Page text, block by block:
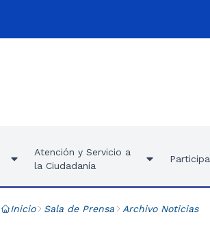
Atención y Servicio a
la Ciudadanía
Participa
Inicio Sala de Prensa Archivo Noticias